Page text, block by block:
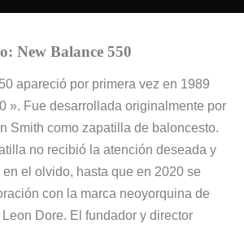
New Balance 550
apareció por primera vez en 1989
». Fue desarrollada originalmente por
Smith como zapatilla de baloncesto.
no recibió la atención deseada y
el olvido, hasta que en 2020 se
con la marca neoyorquina de
Dore. El fundador y director